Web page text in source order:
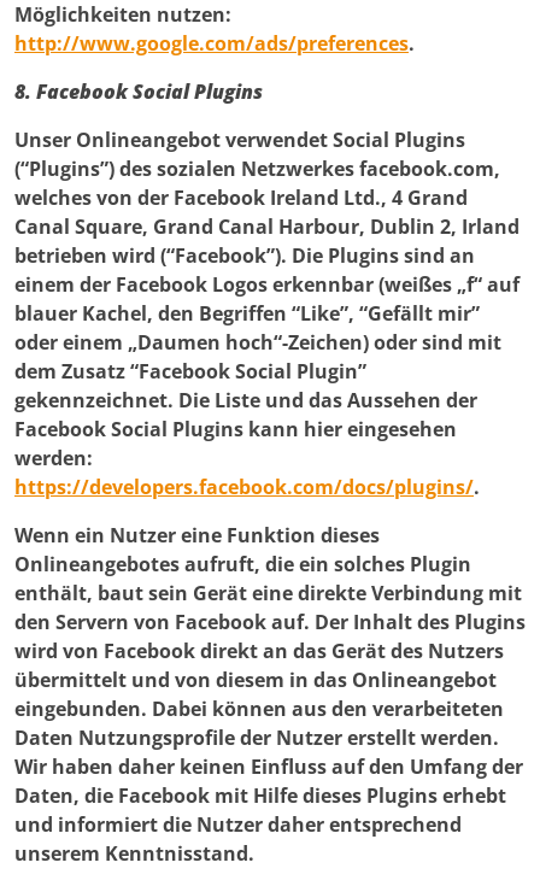
Möglichkeiten nutzen:
http://www.google.com/ads/preferences.
8. Facebook Social Plugins
Unser Onlineangebot verwendet Social Plugins
(“Plugins”) des sozialen Netzwerkes facebook.com,
welches von der Facebook Ireland Ltd., 4 Grand
Canal Square, Grand Canal Harbour, Dublin 2, Irland
betrieben wird (“Facebook”). Die Plugins sind an
einem der Facebook Logos erkennbar (weißes „f“ auf
blauer Kachel, den Begriffen “Like”, “Gefällt mir”
oder einem „Daumen hoch“-Zeichen) oder sind mit
dem Zusatz “Facebook Social Plugin”
gekennzeichnet. Die Liste und das Aussehen der
Facebook Social Plugins kann hier eingesehen
werden:
https://developers.facebook.com/docs/plugins/.
Wenn ein Nutzer eine Funktion dieses
Onlineangebotes aufruft, die ein solches Plugin
enthält, baut sein Gerät eine direkte Verbindung mit
den Servern von Facebook auf. Der Inhalt des Plugins
wird von Facebook direkt an das Gerät des Nutzers
übermittelt und von diesem in das Onlineangebot
eingebunden. Dabei können aus den verarbeiteten
Daten Nutzungsprofile der Nutzer erstellt werden.
Wir haben daher keinen Einfluss auf den Umfang der
Daten, die Facebook mit Hilfe dieses Plugins erhebt
und informiert die Nutzer daher entsprechend
unserem Kenntnisstand.